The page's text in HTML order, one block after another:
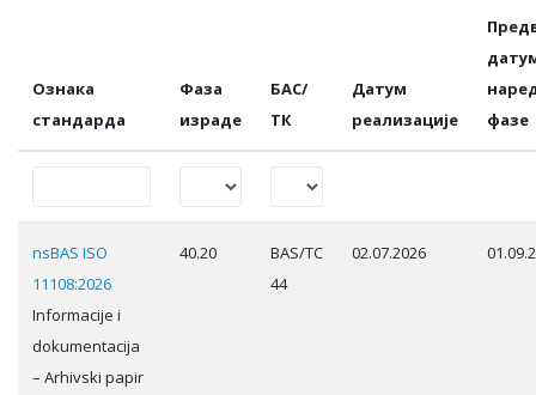
Ознака
стандарда
Фаза
израде
БАС/
ТК
Датум
реализације
фазе
nsBAS ISO
11108:2026
Informacije i
dokumentacija
– Arhivski papir
40.20
BAS/TC
44
02.07.2026